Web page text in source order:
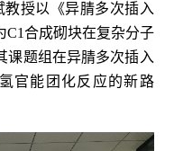
授以《异腈多次插入
C1合成砌块在复杂分子
课题组在异腈多次插入
官能团化反应的新路